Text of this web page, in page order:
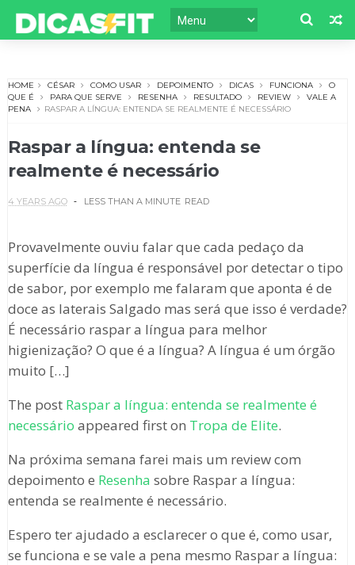
HOME CÉSAR COMO USAR DEPOIMENTO DICAS FUNCIONA
O
QUE É
PARA QUE SERVE RESENHA RESULTADO REVIEW
VALE A
PENA
RASPAR A LÍNGUA: ENTENDA SE REALMENTE É NECESSÁRIO
Raspar a língua: entenda se
realmente é necessário
4 YEARS AGO LESS THAN A MINUTE READ
Provavelmente ouviu falar que cada pedaço da
superfície da língua é responsável por detectar o tipo
de sabor, por exemplo me falaram que aponta é de
doce as laterais Salgado mas será que isso é verdade?
É necessário raspar a língua para melhor
higienização? O que é a língua? A língua é um órgão
muito […]
The post Raspar a língua: entenda se realmente é
necessário appeared first on Tropa de Elite.
Na próxima semana farei mais um review com
depoimento e Resenha sobre Raspar a língua:
entenda se realmente é necessário.
Espero ter ajudado a esclarecer o que é, como usar,
se funciona e se vale a pena mesmo Raspar a língua: